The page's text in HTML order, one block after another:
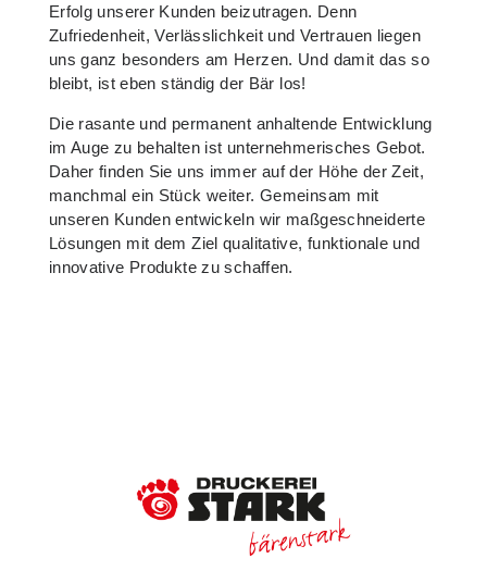
Erfolg unserer Kunden beizutragen. Denn
Zufriedenheit, Verlässlichkeit und Vertrauen liegen
uns ganz besonders am Herzen. Und damit das so
bleibt, ist eben ständig der Bär los!
Die rasante und permanent anhaltende Entwicklung
im Auge zu behalten ist unternehmerisches Gebot.
Daher finden Sie uns immer auf der Höhe der Zeit,
manchmal ein Stück weiter. Gemeinsam mit
unseren Kunden entwickeln wir maßgeschneiderte
Lösungen mit dem Ziel qualitative, funktionale und
innovative Produkte zu schaffen.